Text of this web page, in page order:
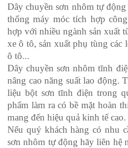
Dây chuyền sơn nhôm tự
thống máy móc tích hợp
hợp với nhiều ngành sản xuất
xe ô tô, sản xuất phụ tùng các
ô tô...
Dây chuyền sơn nhôm tĩnh
nâng cao năng suất lao động.
liệu bột sơn tĩnh điện trong
phẩm làm ra có bề mặt hoàn
mang đến hiệu quả kinh tế cao.
Nếu quý khách hàng có nhu
sơn nhôm tự động hãy liên hệ